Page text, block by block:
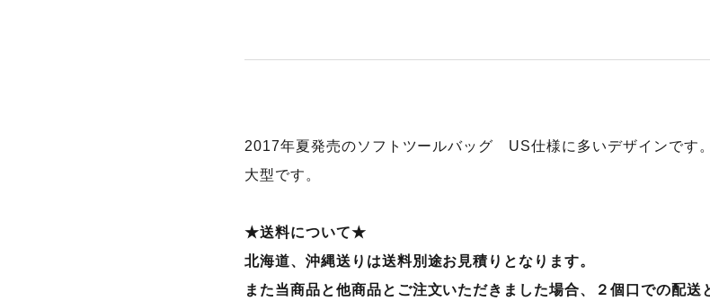
2017年夏発売のソフトツールバッグ US仕様に多いデザインです。
大型です。
★送料について★
北海道、沖縄送りは送料別途お見積りとなります。
また当商品と他商品とご注文いただきました場合、２個口での配送